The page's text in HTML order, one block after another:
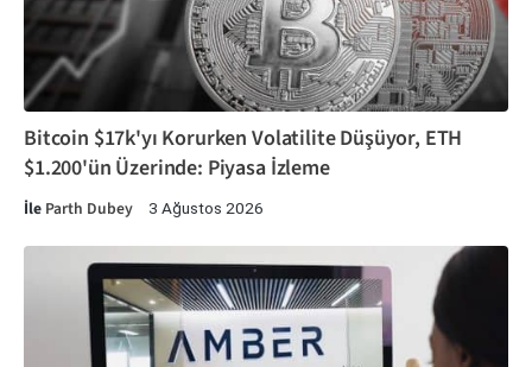
Bitcoin $17k'yı Korurken Volatilite Düşüyor, ETH
$1.200'ün Üzerinde: Piyasa İzleme
İle Parth Dubey 3 Ağustos 2026